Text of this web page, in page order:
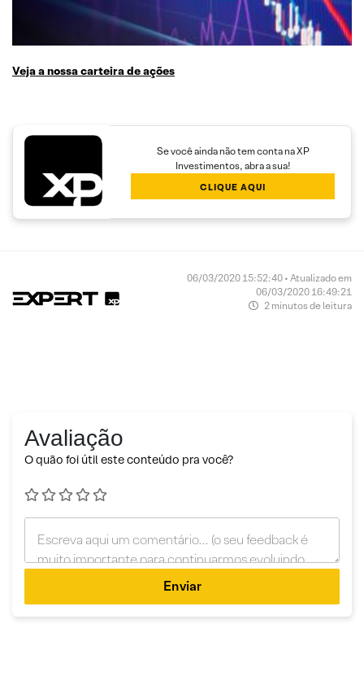
Veja a nossa carteira de ações
Se você ainda não tem conta na XP
Investimentos, abra a sua!
CLIQUE AQUI
06/03/2020 15:52:40 • Atualizado em
06/03/2020 16:49:21
2 minutos de leitura
Avaliação
O quão foi útil este conteúdo pra você?
Enviar